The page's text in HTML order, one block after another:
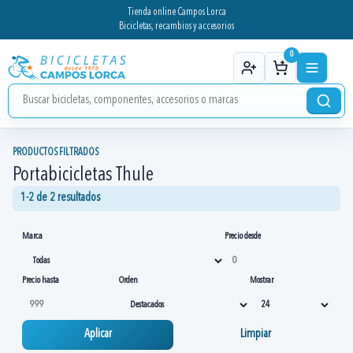
Tienda online Campos Lorca
Bicicletas, recambios y accesorios
0
PRODUCTOS FILTRADOS
Portabicicletas Thule
1-2 de 2 resultados
Marca Precio desde
Precio hasta Orden Mostrar
Aplicar Limpiar